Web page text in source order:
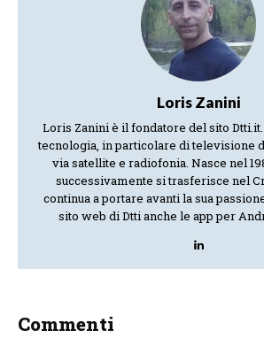
Loris Zanini
Loris Zanini è il fondatore del sito
tecnologia, in particolare di televisione
via satellite e radiofonia. Nasce nel
successivamente si trasferisce nel
continua a portare avanti la sua
sito web di Dtti anche le app per
Commenti